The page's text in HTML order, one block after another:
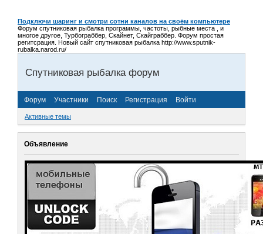
Подключи шаринг и смотри сотни каналов на своём компьютере
Форум спутниковая рыбалка программы, частоты, рыбные места , и
многое другое, Турбограббер, Скайнет, Скайграббер. Форум простая
регитсрация. Новый сайт спутниковая рыбалка http://www.sputnik-
rubalka.narod.ru/
Спутниковая рыбалка форум
Форум Участники Поиск Регистрация Войти
Активные темы
Объявление